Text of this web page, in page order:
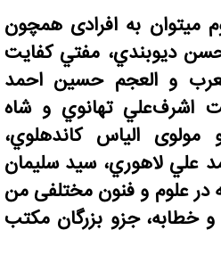
میتوان به افرادی همچون
ديوبندي، مفتي كفايت
و العجم حسين احمد
اشرف‌علي تهانوي و شاه
و مولوی الياس كاندهلوي،
علي لاهوري، سيد سليمان
در علوم و فنون مختلفی من
خطابه، جزو بزرگان مکتب